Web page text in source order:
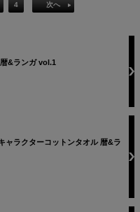
4 次へ
&ランガ vol.1
ャラクターコットンタオル 暦&ラ